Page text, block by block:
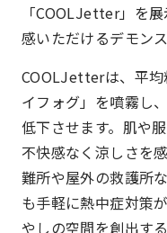
「COOLJetter」を
感いただけるデモン
COOLJetterは、平
イフォグ」を噴霧し
低下させます。肌や
不快感なく涼しさを
難所や屋外の救護所
も手軽に熱中症対策
やしの空間を創出す